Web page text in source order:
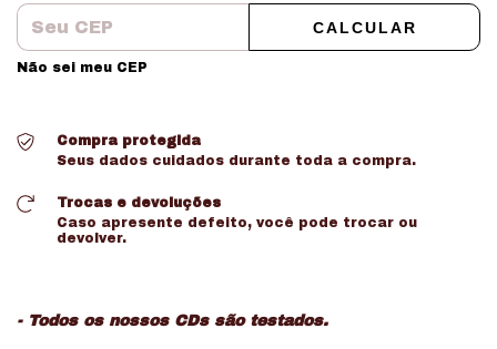
CALCULAR
Não sei meu CEP
Compra protegida
Seus dados cuidados durante toda a compra.
Trocas e devoluções
Caso apresente defeito, você pode trocar ou
devolver.
- Todos os nossos CDs são testados.